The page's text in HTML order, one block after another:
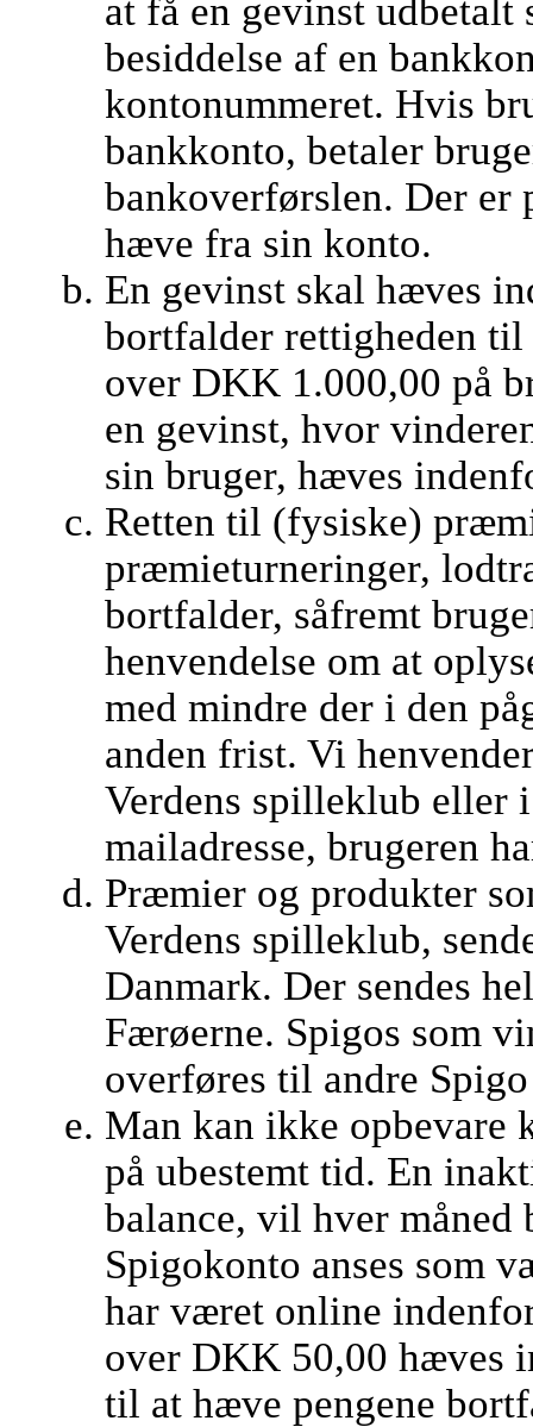
at få en gevinst
besiddelse af en
kontonummeret. Hvis
bankkonto, betaler
bankoverførslen. Der er
hæve fra sin konto.
En gevinst skal hæves
bortfalder rettigheden til
over DKK 1.000,00 på
en gevinst, hvor
sin bruger, hæves
Retten til (fysiske)
præmieturneringer,
bortfalder, såfremt
henvendelse om at
med mindre der i den
anden frist. Vi
Verdens spilleklub
mailadresse, brugeren
Præmier og produkter
Verdens spilleklub,
Danmark. Der sendes
Færøerne. Spigos som
overføres til andre
Man kan ikke opbevare
på ubestemt tid. En
balance, vil hver
Spigokonto anses som
har været online
over DKK 50,00 hæves
til at hæve pengene